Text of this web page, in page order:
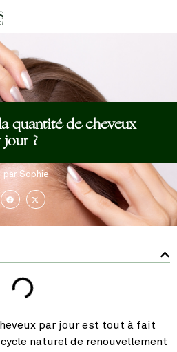
quantité de cheveux
?
par Sophie
par jour est tout à fait
naturel de renouvellement